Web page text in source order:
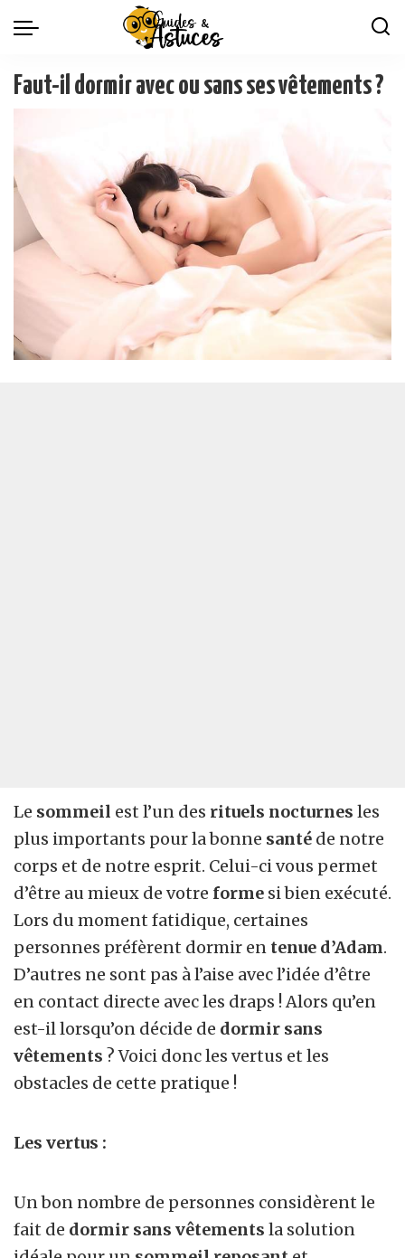
Faut-il dormir avec ou sans ses vêtements ?
Le sommeil est l’un des rituels nocturnes les
plus importants pour la bonne santé de notre
corps et de notre esprit. Celui-ci vous permet
d’être au mieux de votre forme si bien exécuté.
Lors du moment fatidique, certaines
personnes préfèrent dormir en tenue d’Adam.
D’autres ne sont pas à l’aise avec l’idée d’être
en contact directe avec les draps ! Alors qu’en
est-il lorsqu’on décide de dormir sans
vêtements ? Voici donc les vertus et les
obstacles de cette pratique !
Les vertus :
Un bon nombre de personnes considèrent le
fait de dormir sans vêtements la solution